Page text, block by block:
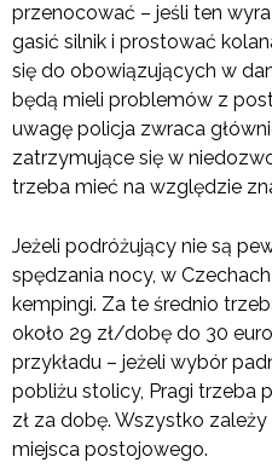
przenocować – jeśli ten
gasić silnik i prostować
się do obowiązujących w
będą mieli problemów z
uwagę policja zwraca
zatrzymujące się w
trzeba mieć na względzie
Jeżeli podróżujący nie są
spędzania nocy, w
kempingi. Za te średnio
około 29 zł/dobę do 30
przykładu – jeżeli wybór
pobliżu stolicy, Pragi trzeba
zł za dobę. Wszystko
miejsca postojowego.